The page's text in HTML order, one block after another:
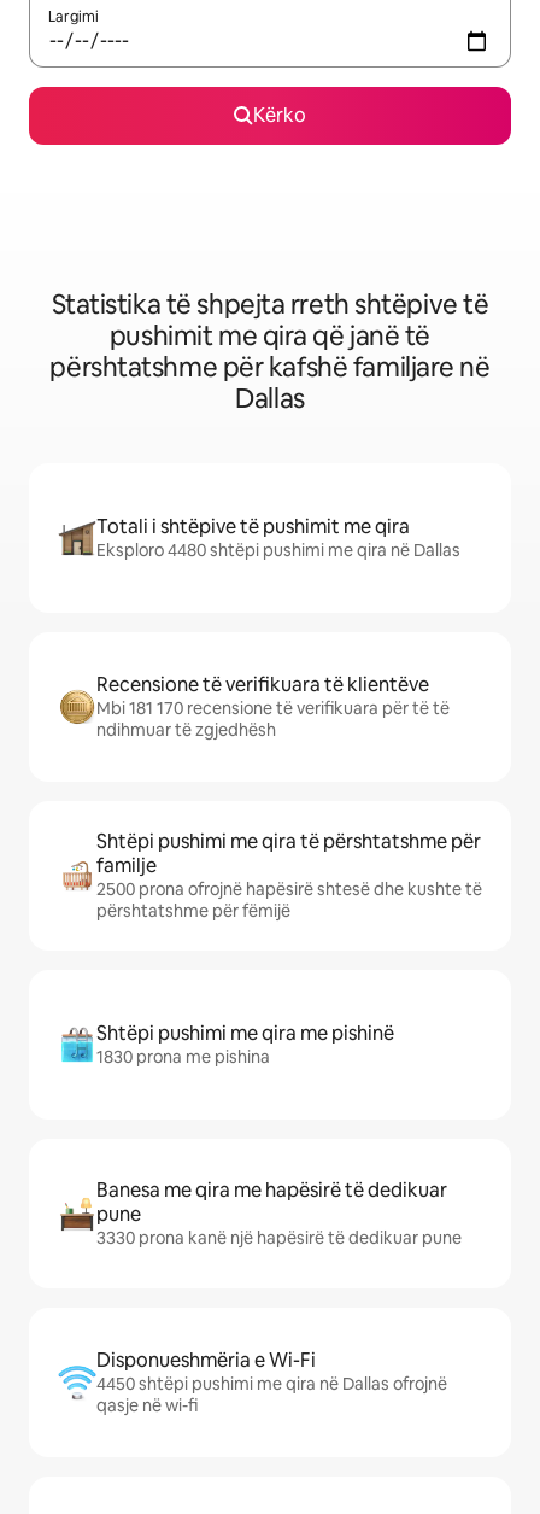
Largimi
Kërko
Statistika të shpejta rreth shtëpive të
pushimit me qira që janë të
përshtatshme për kafshë familjare në
Dallas
Totali i shtëpive të pushimit me qira
Eksploro 4480 shtëpi pushimi me qira në Dallas
Recensione të verifikuara të klientëve
Mbi 181 170 recensione të verifikuara për të të
ndihmuar të zgjedhësh
Shtëpi pushimi me qira të përshtatshme për
familje
2500 prona ofrojnë hapësirë shtesë dhe kushte të
përshtatshme për fëmijë
Shtëpi pushimi me qira me pishinë
1830 prona me pishina
Banesa me qira me hapësirë të dedikuar
pune
3330 prona kanë një hapësirë të dedikuar pune
Disponueshmëria e Wi-Fi
4450 shtëpi pushimi me qira në Dallas ofrojnë
qasje në wi-fi